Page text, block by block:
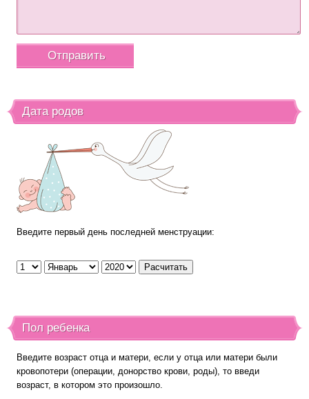
Дата родов
Введите первый день последней менструации:
Пол ребенка
Введите возраст отца и матери, если у отца или матери были
кровопотери (операции, донорство крови, роды), то введи
возраст, в котором это произошло.